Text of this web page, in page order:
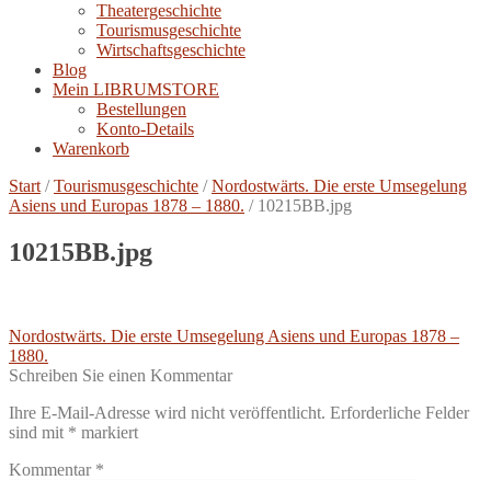
Theatergeschichte
Tourismusgeschichte
Wirtschaftsgeschichte
Blog
Mein LIBRUMSTORE
Bestellungen
Konto-Details
Warenkorb
Start /Tourismusgeschichte /Nordostwärts. Die erste Umsegelung
Asiens und Europas 1878 – 1880. / 10215BB.jpg
10215BB.jpg
Beitragsnavigation
Vorheriger
Beitrag:
Nordostwärts. Die erste Umsegelung Asiens und Europas 1878 –
1880.
Schreiben Sie einen Kommentar
Ihre E-Mail-Adresse wird nicht veröffentlicht. Erforderliche Felder
sind mit * markiert
Kommentar *